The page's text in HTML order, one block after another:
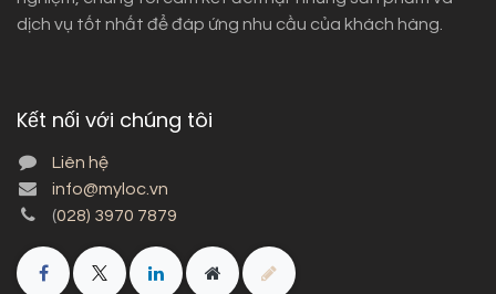
dịch vụ tốt nhất để đáp ứng nhu cầu của khách hàng.
Kết nối với chúng tôi
Liên hệ
info@myloc.vn
(028) 3970 7879